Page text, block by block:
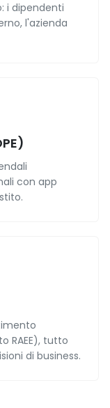
i dipendenti
l'azienda
con app
RAEE), tutto
di business.